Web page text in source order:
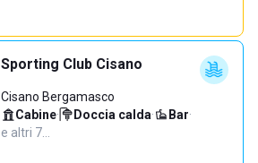
Sporting Club Cisano
Cisano Bergamasco
Cabine· Doccia calda· Bar·
e altri 7…